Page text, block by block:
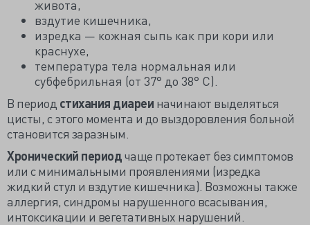
живота,
вздутие кишечника,
изредка — кожная сыпь как при кори или
краснухе,
температура тела нормальная или
субфебрильная (от 37° до 38° С).
В период стихания диареи начинают выделяться
цисты, с этого момента и до выздоровления больной
становится заразным.
Хронический периодчаще протекает без симптомов
или с минимальными проявлениями (изредка
жидкий стул и вздутие кишечника). Возможны также
аллергия, синдромы нарушенного всасывания,
интоксикации и вегетативных нарушений.